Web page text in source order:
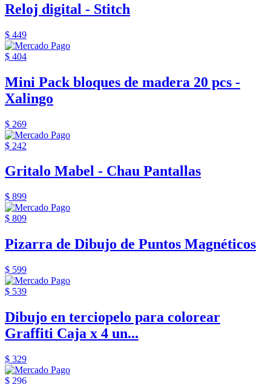
Reloj digital - Stitch
$ 449
$ 404
Mini Pack bloques de madera 20 pcs -
Xalingo
$ 269
$ 242
Gritalo Mabel - Chau Pantallas
$ 899
$ 809
Pizarra de Dibujo de Puntos Magnéticos
$ 599
$ 539
Dibujo en terciopelo para colorear
Graffiti Caja x 4 un...
$ 329
$ 296